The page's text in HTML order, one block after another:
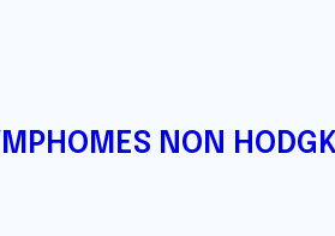
NON